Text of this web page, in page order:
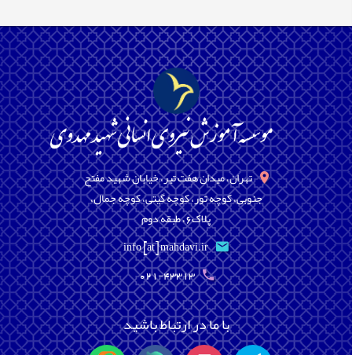
تهران، میدان هفت تیر، خیابان شهید مفتح
جنوبی، کوچه تور، کوچه گیتی، کوچه جمال،
پلاک6، طبقه دوم
info [at] mahdavi.ir
021-43313
با ما در ارتباط باشید